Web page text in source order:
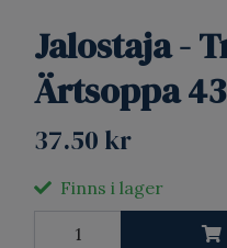
Jalostaja -
Ärtsoppa
37.50 kr
Finns i lager